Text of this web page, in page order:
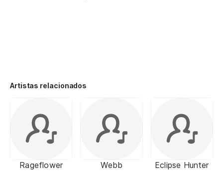
Artistas relacionados
Rageflower Webb Eclipse Hunter